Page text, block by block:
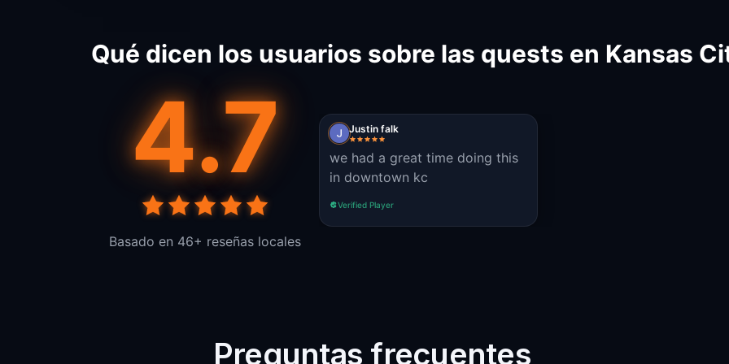
Qué dicen los usuarios sobre las quests en Kansas
4.7
Basado en 46+ reseñas locales
Justin falk
we had a great time doing this
in downtown kc
Verified Player
Preguntas frecuentes